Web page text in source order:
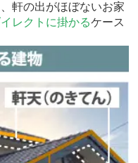
軒の出がほぼないお家
レクトに掛かるケース